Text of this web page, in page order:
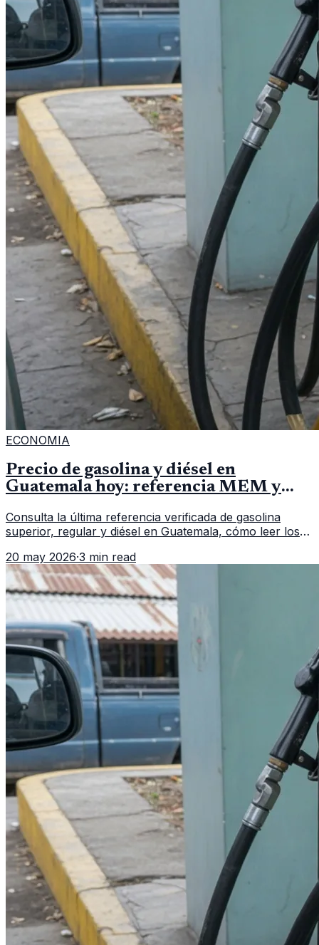
ECONOMIA
Precio de gasolina y diésel en
Guatemala hoy: referencia MEM y
Consulta la última referencia verificada de gasolina
superior, regular y diésel en Guatemala, cómo leer los
tanque.
20 may 2026·3 min read